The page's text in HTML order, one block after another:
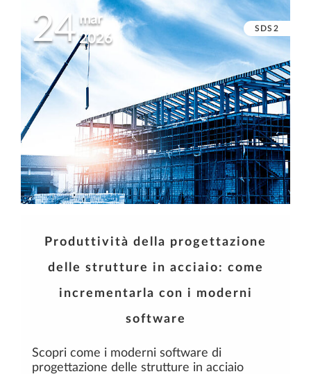
24 mar
2026
SDS2
Produttività della progettazione
delle strutture in acciaio: come
incrementarla con i moderni
software
Scopri come i moderni software di
progettazione delle strutture in acciaio